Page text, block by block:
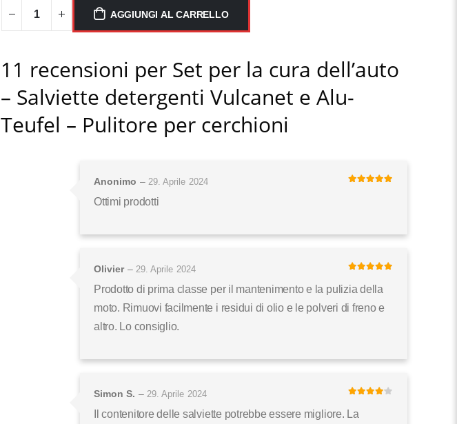
AGGIUNGI AL CARRELLO
11 recensioni per Set per la cura dell’auto
– Salviette detergenti Vulcanet e Alu-
Teufel – Pulitore per cerchioni
Anonimo – 29. Aprile 2024
Ottimi prodotti
Olivier – 29. Aprile 2024
Prodotto di prima classe per il mantenimento e la pulizia della
moto. Rimuovi facilmente i residui di olio e le polveri di freno e
altro. Lo consiglio.
Simon S. – 29. Aprile 2024
Il contenitore delle salviette potrebbe essere migliore. La